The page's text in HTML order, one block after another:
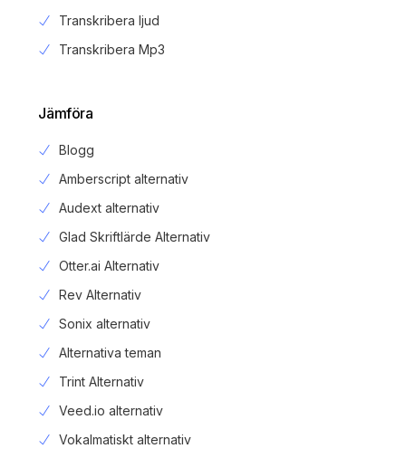
Transkribera ljud
Transkribera Mp3
Jämföra
Blogg
Amberscript alternativ
Audext alternativ
Glad Skriftlärde Alternativ
Otter.ai Alternativ
Rev Alternativ
Sonix alternativ
Alternativa teman
Trint Alternativ
Veed.io alternativ
Vokalmatiskt alternativ